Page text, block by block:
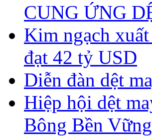
CUNG ỨNG
Kim ngạch
đạt 42 tỷ USD
Diễn đàn dệt
Hiệp hội dệt
Bông Bền